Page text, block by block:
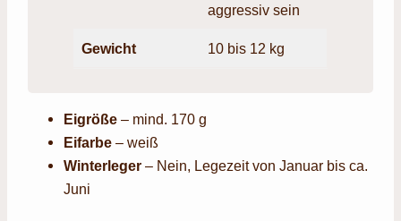
aggressiv sein
Gewicht 10 bis 12 kg
Eigröße – mind. 170 g
Eifarbe – weiß
Winterleger – Nein, Legezeit von Januar bis ca.
Juni